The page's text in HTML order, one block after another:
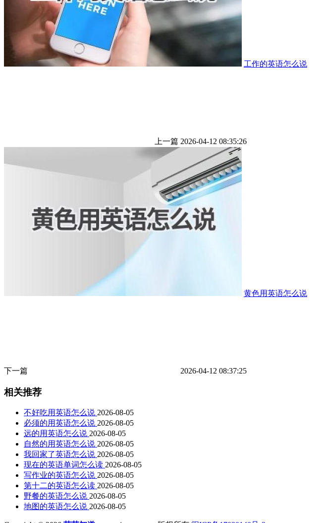
工作的英语怎么说
上一篇 2026-04-12 08:35:26
黄色用英语怎么说
下一篇 2026-04-12 08:37:25
相关推荐
不好吃用英语怎么说 2026-08-05
必须的用英语怎么说 2026-08-05
远的用英语怎么说 2026-08-05
自然的用英语怎么说 2026-08-05
我回家了英语怎么说 2026-08-05
现在的英语单词怎么读 2026-08-05
写作业的英语怎么说 2026-08-05
第十二的英语怎么读 2026-08-05
野餐的英语怎么说 2026-08-05
地图的英语怎么说 2026-08-05